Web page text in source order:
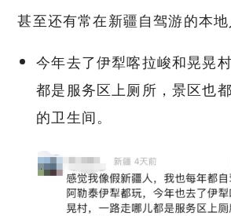
甚至还有常在新疆自驾游的本地
今年去了伊犁喀拉峻和晃晃
都是服务区上厕所，景区也
的卫生间。